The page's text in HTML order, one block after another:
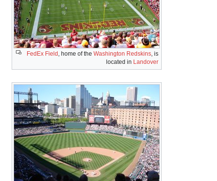
FedEx Field, home of the